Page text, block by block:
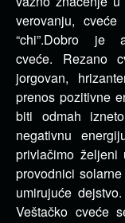
verovanju,
“chi”.Dobro je
cveće. Rezano
jorgovan,
prenos pozitivne
biti odmah
negativnu
privlačimo željeni
provodnici
umirujuće
Veštačko cveće